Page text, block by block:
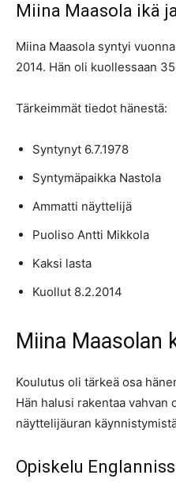
Miina Maasola ikä
Miina Maasola syntyi
2014. Hän oli kuollessaan
Tärkeimmät tiedot hänestä:
Syntynyt 6.7.1978
Syntymäpaikka Nastola
Ammatti näyttelijä
Puoliso Antti Mikkola
Kaksi lasta
Kuollut 8.2.2014
Miina Maasolan
Koulutus oli tärkeä osa
Hän halusi rakentaa vahvan
näyttelijäuran
Opiskelu